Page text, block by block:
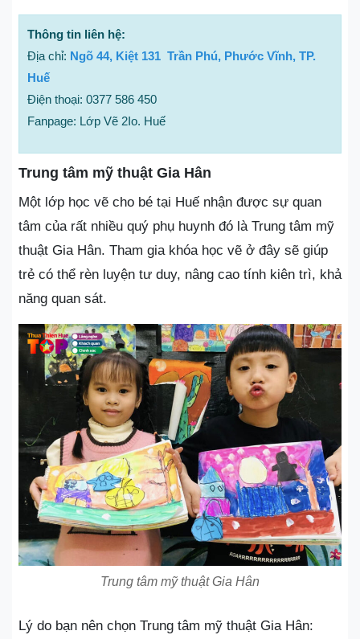
Thông tin liên hệ:
Địa chỉ: Ngõ 44, Kiệt 131 Trần Phú, Phước Vĩnh, TP.
Huế
Điện thoại: 0377 586 450
Fanpage: Lớp Vẽ 2Io. Huế
Trung tâm mỹ thuật Gia Hân
Một lớp học vẽ cho bé tại Huế nhận được sự quan
tâm của rất nhiều quý phụ huynh đó là Trung tâm mỹ
thuật Gia Hân. Tham gia khóa học vẽ ở đây sẽ giúp
trẻ có thể rèn luyện tư duy, nâng cao tính kiên trì, khả
năng quan sát.
Trung tâm mỹ thuật Gia Hân
Lý do bạn nên chọn Trung tâm mỹ thuật Gia Hân: